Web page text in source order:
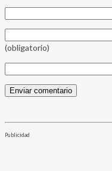
(obligatorio)
Publicidad